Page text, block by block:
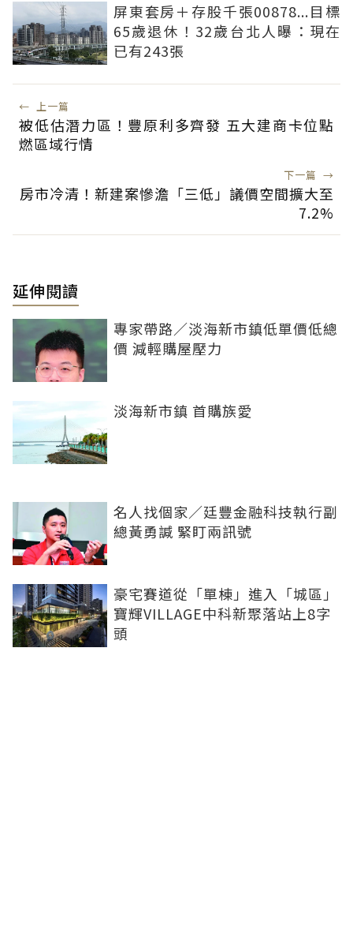
屏東套房＋存股千張00878...目標
65歲退休！32歲台北人曝：現在
已有243張
← 上一篇
被低估潛力區！豐原利多齊發 五大建商卡位點
燃區域行情
下一篇 →
房市冷清！新建案慘澹「三低」議價空間擴大至
7.2%
延伸閱讀
專家帶路／淡海新市鎮低單價低總
價 減輕購屋壓力
淡海新市鎮 首購族愛
名人找個家／廷豐金融科技執行副
總黃勇諴 緊盯兩訊號
豪宅賽道從「單棟」進入「城區」
寶輝VILLAGE中科新聚落站上8字
頭